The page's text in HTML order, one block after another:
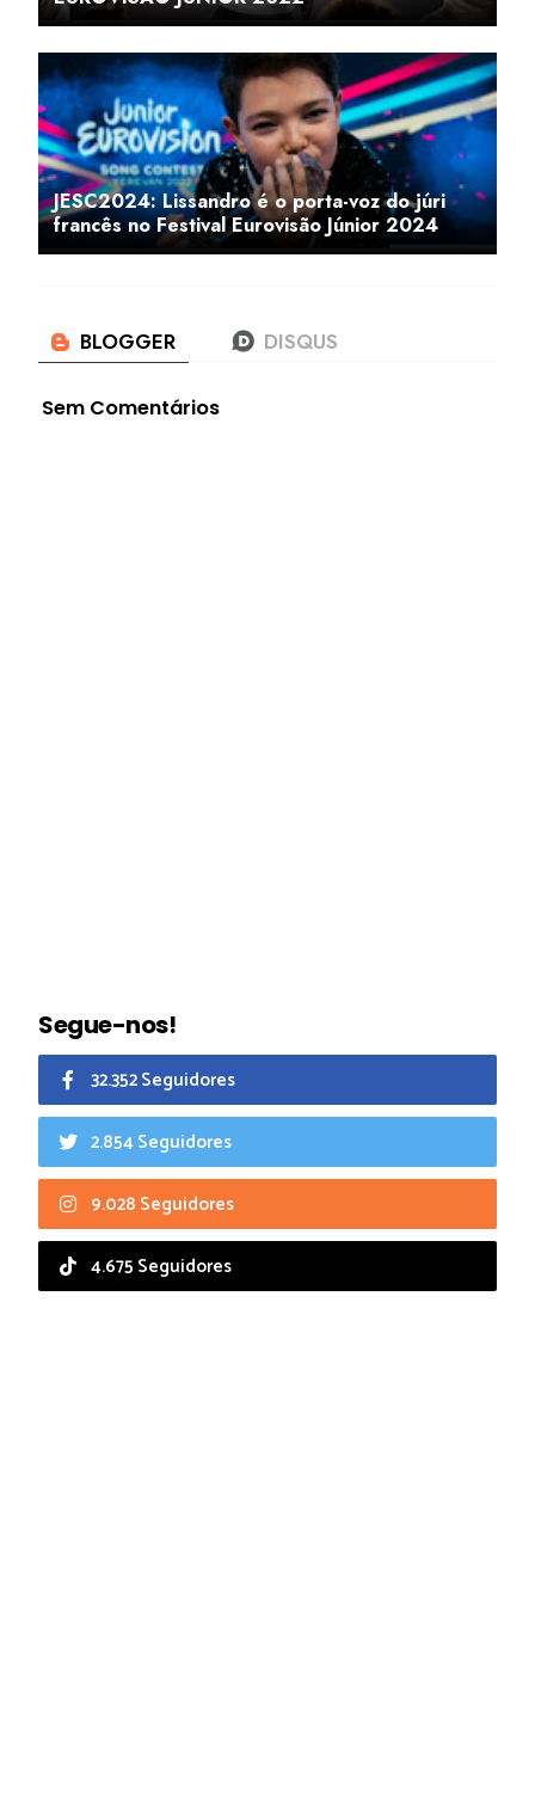
JESC2024: Lissandro é o porta-voz do júri
francês no Festival Eurovisão Júnior 2024
Sem Comentários
Segue-nos!
32.352 Seguidores
2.854 Seguidores
9.028 Seguidores
4.675 Seguidores